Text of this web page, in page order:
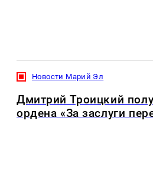
Новости Марий Эл
Дмитрий Троицкий
ордена «За заслуги